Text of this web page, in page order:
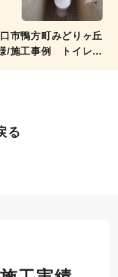
る
市鴨方町みどりヶ丘
/施工事例 トイレリ